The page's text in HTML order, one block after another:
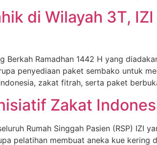
di Wilayah 3T,
Ramadhan 1442 H yang
penyediaan paket sembako untuk
zakat fitrah, serta paket
Zakat
Rumah Singgah Pasien (RSP) IZI
pelatihan membuat aneka kue kering